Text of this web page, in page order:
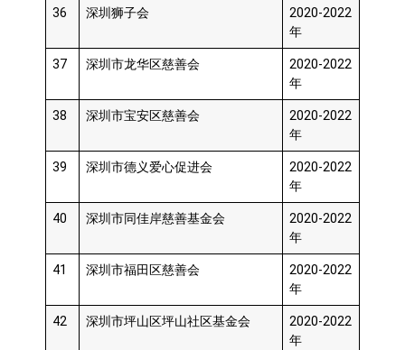
36 深圳狮子会
2020-2022
年
37 深圳市龙华区慈善会
2020-2022
年
38 深圳市宝安区慈善会
2020-2022
年
39 深圳市德义爱心促进会
2020-2022
年
40 深圳市同佳岸慈善基金会
2020-2022
年
41 深圳市福田区慈善会
2020-2022
年
42 深圳市坪山区坪山社区基金会
2020-2022
年